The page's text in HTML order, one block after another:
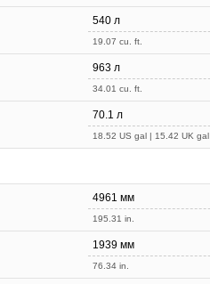
540 л
19.07 cu. ft.
963 л
34.01 cu. ft.
70.1 л
18.52 US gal | 15.42 UK gal
4961 мм
195.31 in.
1939 мм
76.34 in.